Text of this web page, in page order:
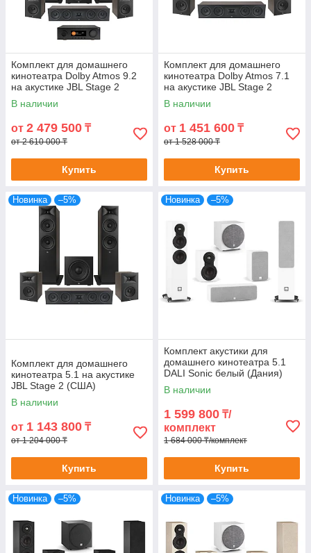
Комплект для домашнего
кинотеатра Dolby Atmos 9.2
на акустике JBL Stage 2
(США)
В наличии
от 2 479 500 ₸
от 2 610 000 ₸
Купить
Комплект для домашнего
кинотеатра Dolby Atmos 7.1
на акустике JBL Stage 2
(США)
В наличии
от 1 451 600 ₸
от 1 528 000 ₸
Купить
Новинка –5%
Комплект для домашнего
кинотеатра 5.1 на акустике
JBL Stage 2 (США)
В наличии
от 1 143 800 ₸
от 1 204 000 ₸
Купить
Новинка –5%
Комплект акустики для
домашнего кинотеатра 5.1
DALI Sonic белый (Дания)
В наличии
1 599 800 ₸/
комплект
1 684 000 ₸/комплект
Купить
Новинка –5% Новинка –5%